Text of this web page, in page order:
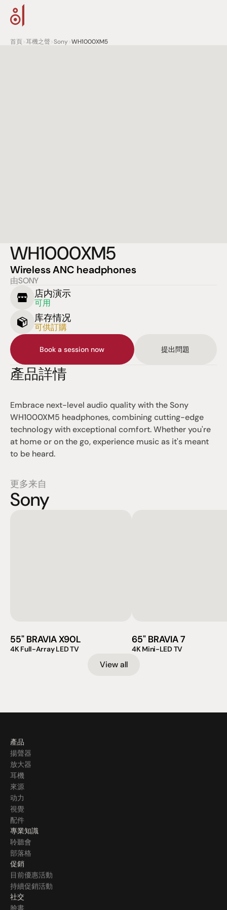
首頁>耳機之聲>Sony>WH1000XM5
WH1000XM5
Wireless ANC headphones
由SONY
店内演示
可用
库存情况
可供訂購
Book a session now 提出問題
產品詳情
Embrace next-level audio quality with the Sony
WH1000XM5 headphones, combining cutting-edge
technology with exceptional comfort. Whether you're
at home or on the go, experience music as it's meant
to be heard.
更多来自
Sony
55" BRAVIA X90L
4K Full-Array LED TV
65" BRAVIA 7
4K Mini-LED TV
View all
產品
揚聲器
放大器
耳機
來源
动力
視覺
配件
專業知識
聆聽會
部落格
促銷
目前優惠活動
持續促銷活動
社交
臉書